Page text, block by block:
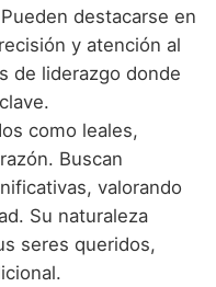
destacarse en
y atención al
de liderazgo donde
como leales,
Buscan
valorando
Su naturaleza
seres queridos,